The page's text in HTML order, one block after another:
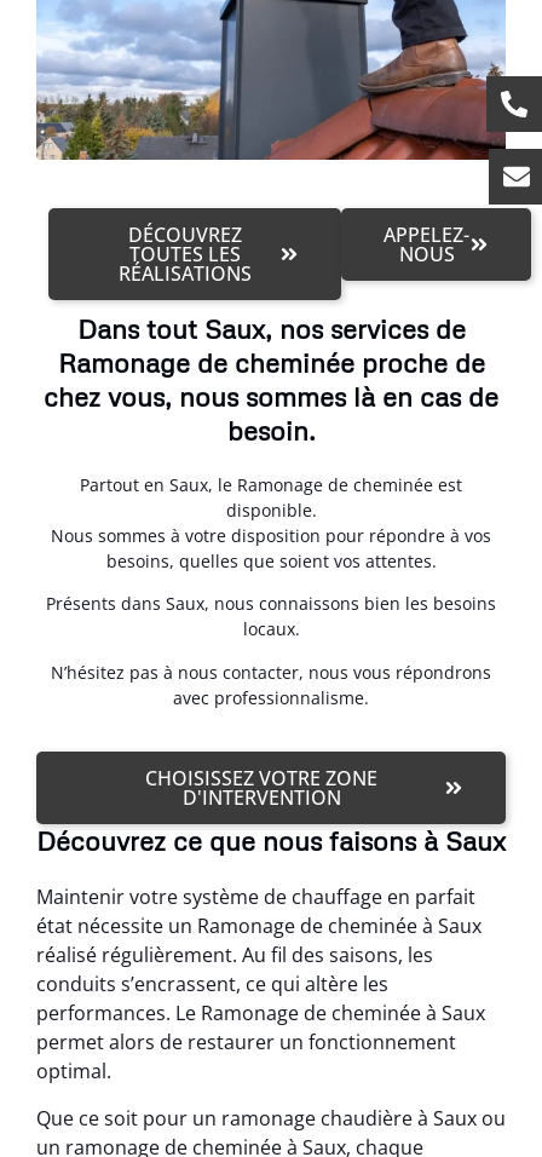
DÉCOUVREZ
TOUTES LES
RÉALISATIONS
APPELEZ-
NOUS
Dans tout Saux, nos services de
Ramonage de cheminée proche de
chez vous, nous sommes là en cas de
besoin.
Partout en Saux, le Ramonage de cheminée est
disponible.
Nous sommes à votre disposition pour répondre à vos
besoins, quelles que soient vos attentes.
Présents dans Saux, nous connaissons bien les besoins
locaux.
N’hésitez pas à nous contacter, nous vous répondrons
avec professionnalisme.
CHOISISSEZ VOTRE ZONE
D'INTERVENTION
Découvrez ce que nous faisons à Saux
Maintenir votre système de chauffage en parfait
état nécessite un Ramonage de cheminée à Saux
réalisé régulièrement. Au fil des saisons, les
conduits s’encrassent, ce qui altère les
performances. Le Ramonage de cheminée à Saux
permet alors de restaurer un fonctionnement
optimal.
Que ce soit pour un ramonage chaudière à Saux ou
un ramonage de cheminée à Saux, chaque